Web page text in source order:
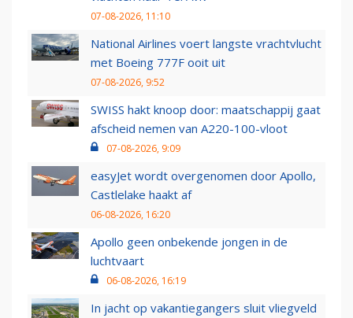
07-08-2026, 11:10
National Airlines voert langste vrachtvlucht
met Boeing 777F ooit uit
07-08-2026, 9:52
SWISS hakt knoop door: maatschappij gaat
afscheid nemen van A220-100-vloot
07-08-2026, 9:09
easyJet wordt overgenomen door Apollo,
Castlelake haakt af
06-08-2026, 16:20
Apollo geen onbekende jongen in de
luchtvaart
06-08-2026, 16:19
In jacht op vakantiegangers sluit vliegveld